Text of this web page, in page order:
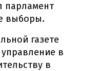
парламент
выборы.
газете
в
в